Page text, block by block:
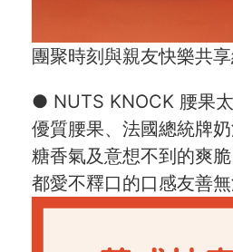
服務條款
團聚時刻與親友快樂共
● NUTS KNOCK 腰果
優質腰果、法國總統牌
糖香氣及意想不到的爽
都愛不釋口的口感友善無